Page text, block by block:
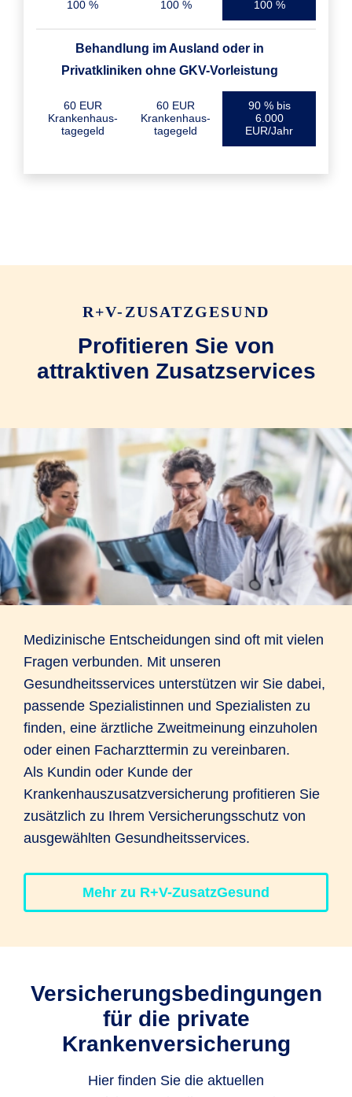
100 % 100 % 100 %
Behandlung im Ausland oder in
Privatkliniken ohne GKV-Vorleistung
60 EUR
Krankenhaus­
tagegeld
60 EUR
Krankenhaus­
tagegeld
90 % bis
6.000
EUR/Jahr
R+V-ZUSATZGESUND
Profitieren Sie von
attraktiven Zusatzservices
Medizinische Entscheidungen sind oft mit vielen
Fragen verbunden. Mit unseren
Gesundheitsservices unterstützen wir Sie dabei,
passende Spezialistinnen und Spezialisten zu
finden, eine ärztliche Zweitmeinung einzuholen
oder einen Facharzttermin zu vereinbaren.
Als Kundin oder Kunde der
Krankenhauszusatzversicherung profitieren Sie
zusätzlich zu Ihrem Versicherungsschutz von
ausgewählten Gesundheitsservices.
Mehr zu R+V-ZusatzGesund
Versicherungs­bedingungen
für die private
Krankenversicherung
Hier finden Sie die aktuellen